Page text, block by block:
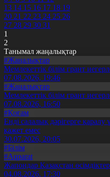
13 14 15 16 17 18 19
20 21 22 23 24 25 26
27 28 29 30 31
1
2
Танымал жаңалықтар
#Жаңалықтар
Мемлекеттік білім грант
07.08.2026, 19:46
#Жаңалықтар
Мемлекеттік білім грант
07.08.2026, 16:50
#Қоғам
Енді салалық дәрігерге
қажет емес
30.07.2026, 20:05
#Білім
#Aqparat
Жапондар Қазақстан
04.08.2026, 17:30